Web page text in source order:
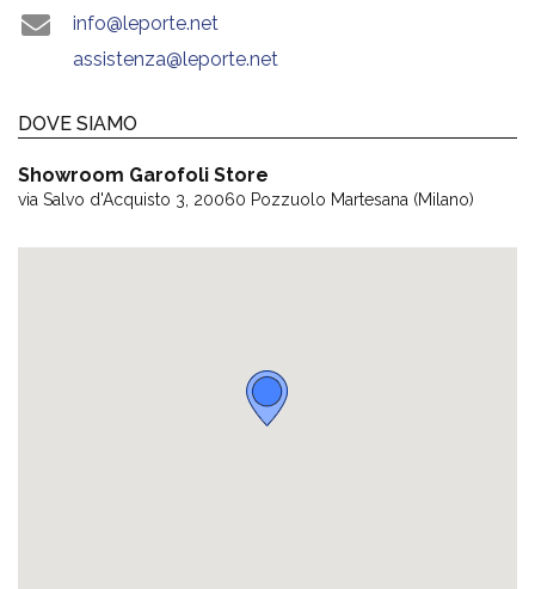
info@leporte.net
assistenza@leporte.net
DOVE SIAMO
Showroom Garofoli Store
via Salvo d'Acquisto 3, 20060 Pozzuolo Martesana (Milano)